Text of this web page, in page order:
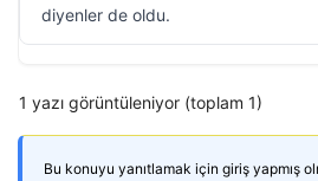
diyenler de oldu.
1 yazı görüntüleniyor (toplam 1)
Bu konuyu yanıtlamak için giriş yapmış